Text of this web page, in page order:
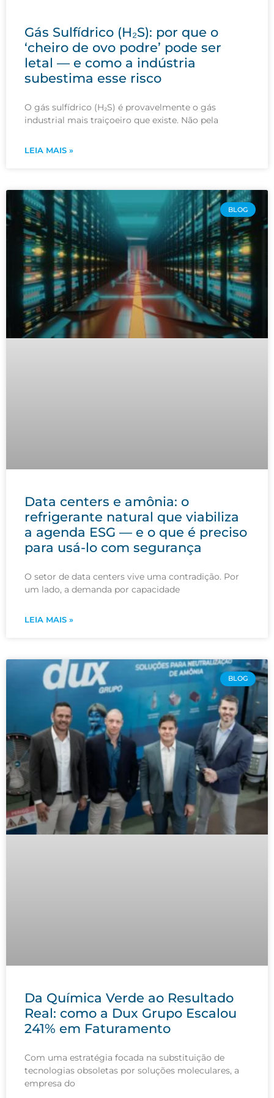
Gás Sulfídrico (H₂S): por que o
‘cheiro de ovo podre’ pode ser
letal — e como a indústria
subestima esse risco
O gás sulfídrico (H₂S) é provavelmente o gás
industrial mais traiçoeiro que existe. Não pela
LEIA MAIS »
BLOG
Data centers e amônia: o
refrigerante natural que viabiliza
a agenda ESG — e o que é preciso
para usá-lo com segurança
O setor de data centers vive uma contradição. Por
um lado, a demanda por capacidade
LEIA MAIS »
BLOG
Da Química Verde ao Resultado
Real: como a Dux Grupo Escalou
241% em Faturamento
Com uma estratégia focada na substituição de
tecnologias obsoletas por soluções moleculares, a
empresa do